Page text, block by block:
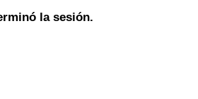
la sesión.